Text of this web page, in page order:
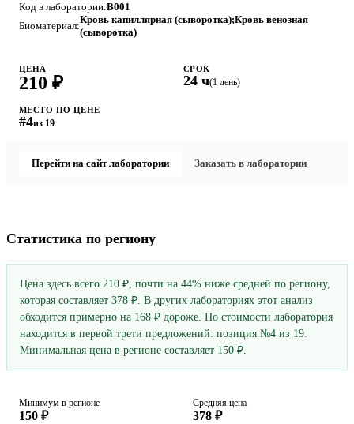
Код в лаборатории:B001
Биоматериал:
Кровь капиллярная (сыворотка);Кровь венозная
(сыворотка)
ЦЕНА
210 ₽
СРОК
24 ч(1 день)
МЕСТО ПО ЦЕНЕ
#4из 19
Перейти на сайт лаборатории Заказать в лаборатории
Статистика по региону
Цена здесь всего 210 ₽, почти на 44% ниже средней по региону,
которая составляет 378 ₽. В других лабораториях этот анализ
обходится примерно на 168 ₽ дороже. По стоимости лаборатория
находится в первой трети предложений: позиция №4 из 19.
Минимальная цена в регионе составляет 150 ₽.
Минимум в регионе
150 ₽
Средняя цена
378 ₽